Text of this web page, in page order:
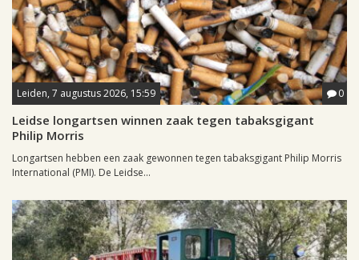
Leiden, 7 augustus 2026, 15:59 0
Leidse longartsen winnen zaak tegen tabaksgigant
Philip Morris
Longartsen hebben een zaak gewonnen tegen tabaksgigant Philip Morris
International (PMI). De Leidse...